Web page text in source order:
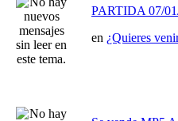
PARTIDA 07/
en ¿Quieres